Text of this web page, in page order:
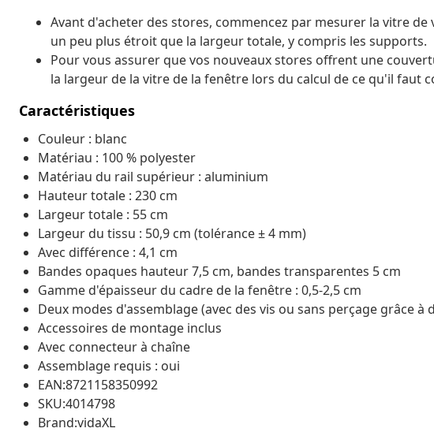
Avant d'acheter des stores, commencez par mesurer la vitre
un peu plus étroit que la largeur totale, y compris les supports.
Pour vous assurer que vos nouveaux stores offrent une
la largeur de la vitre de la fenêtre lors du calcul de ce qu'il faut
Caractéristiques
Couleur : blanc
Matériau : 100 % polyester
Matériau du rail supérieur : aluminium
Hauteur totale : 230 cm
Largeur totale : 55 cm
Largeur du tissu : 50,9 cm (tolérance ± 4 mm)
Avec différence : 4,1 cm
Bandes opaques hauteur 7,5 cm, bandes transparentes 5 cm
Gamme d'épaisseur du cadre de la fenêtre : 0,5-2,5 cm
Deux modes d'assemblage (avec des vis ou sans perçage grâce
Accessoires de montage inclus
Avec connecteur à chaîne
Assemblage requis : oui
EAN:8721158350992
SKU:4014798
Brand:vidaXL